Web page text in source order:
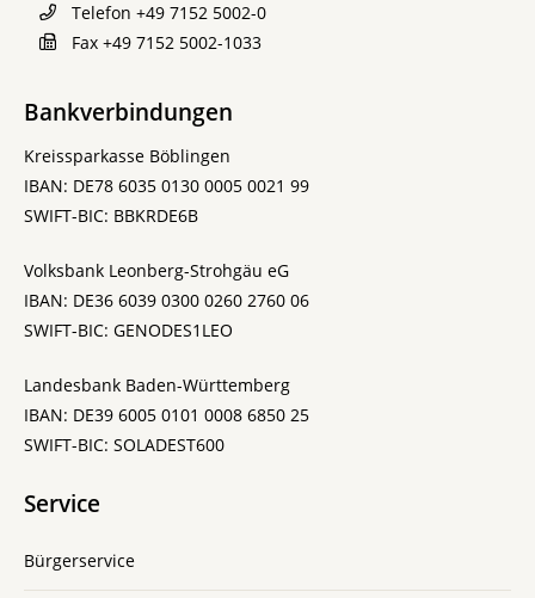
Telefon +49 7152 5002-0
Fax +49 7152 5002-1033
Bankverbindungen
Kreissparkasse Böblingen
IBAN: DE78 6035 0130 0005 0021 99
SWIFT-BIC: BBKRDE6B
Volksbank Leonberg-Strohgäu eG
IBAN: DE36 6039 0300 0260 2760 06
SWIFT-BIC: GENODES1LEO
Landesbank Baden-Württemberg
IBAN: DE39 6005 0101 0008 6850 25
SWIFT-BIC: SOLADEST600
Service
Bürgerservice